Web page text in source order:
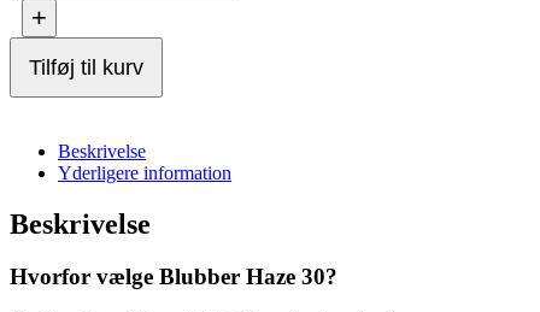
+
Tilføj til kurv
Beskrivelse
Yderligere information
Beskrivelse
Hvorfor vælge Blubber Haze 30?